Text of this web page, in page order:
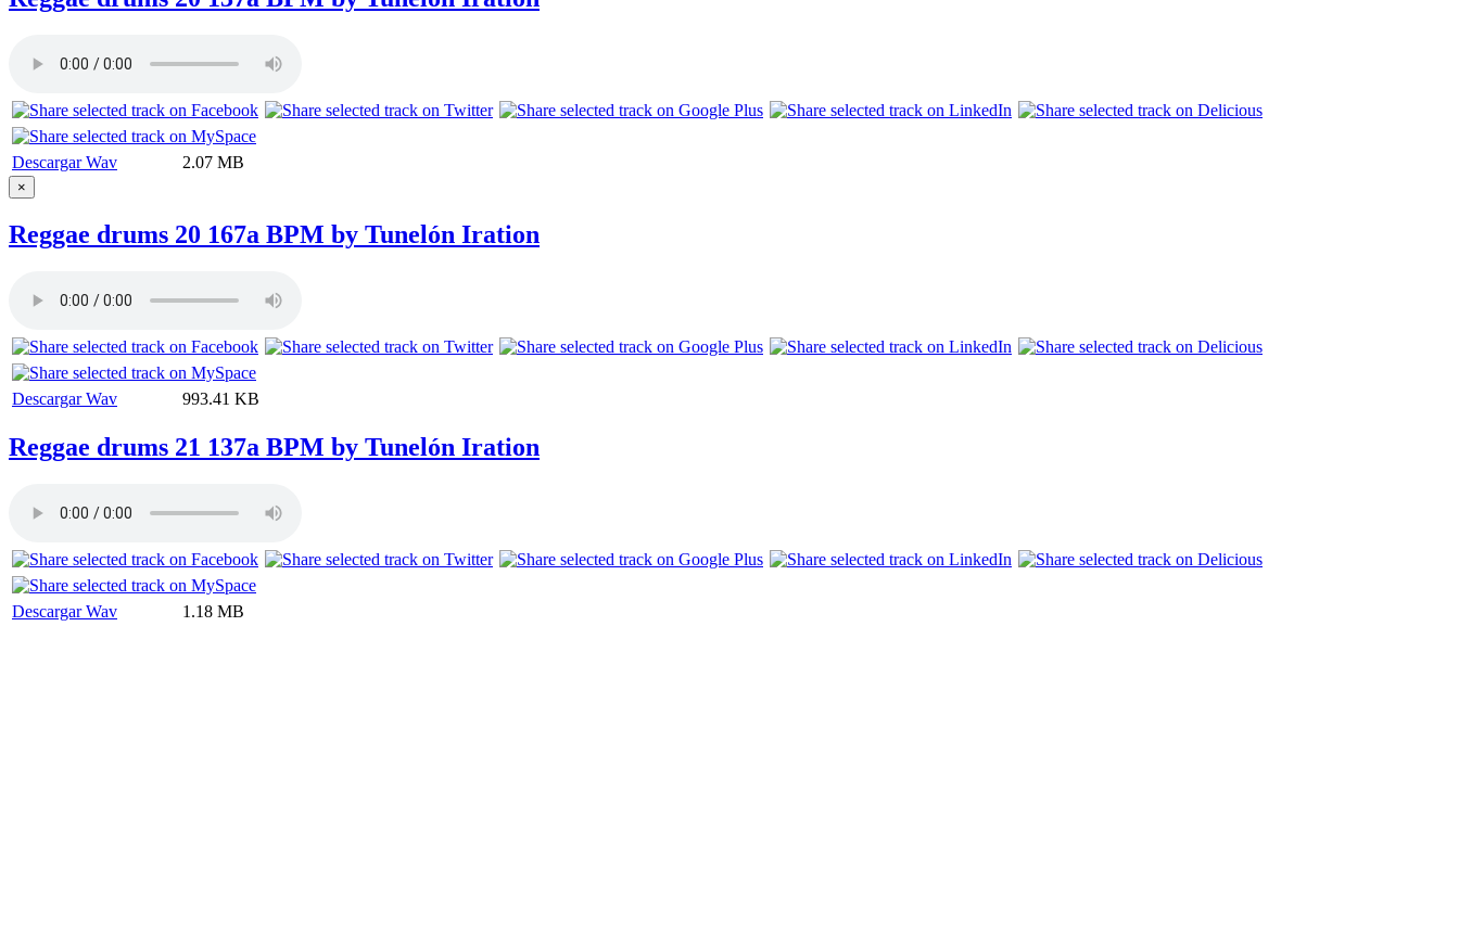
Descargar Wav 2.07 MB
×
Reggae drums 20 167a BPM by Tunelón Iration
Descargar Wav 993.41 KB
Reggae drums 21 137a BPM by Tunelón Iration
Descargar Wav 1.18 MB